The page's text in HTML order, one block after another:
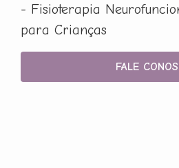
- Fisioterapia
para Crianças
FALE